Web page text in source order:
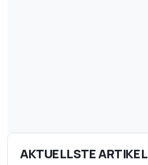
AKTUELLSTE ARTIKEL